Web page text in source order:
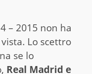
– 2015 non ha
Lo scettro
se lo
Real Madrid e